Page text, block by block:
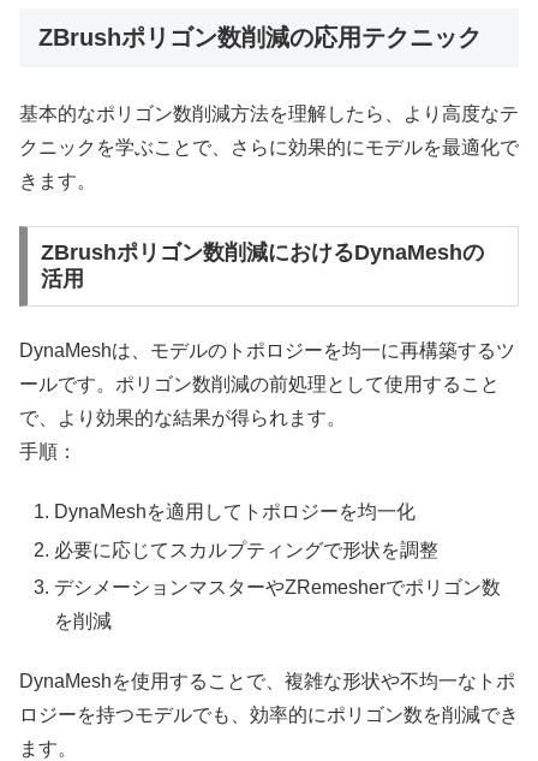
ZBrushポリゴン数削減の応用テクニック
基本的なポリゴン数削減方法を理解したら、より高度なテ
クニックを学ぶことで、さらに効果的にモデルを最適化で
きます。
ZBrushポリゴン数削減におけるDynaMeshの
活用
DynaMeshは、モデルのトポロジーを均一に再構築するツ
ールです。ポリゴン数削減の前処理として使用すること
で、より効果的な結果が得られます。
手順：
DynaMeshを適用してトポロジーを均一化
必要に応じてスカルプティングで形状を調整
デシメーションマスターやZRemesherでポリゴン数
を削減
DynaMeshを使用することで、複雑な形状や不均一なトポ
ロジーを持つモデルでも、効率的にポリゴン数を削減でき
ます。